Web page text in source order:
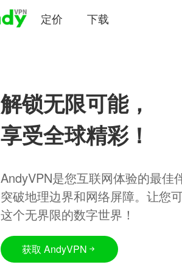
定价 下载
解锁无限可能，
享受全球精彩！
AndyVPN是您互联网体验的最佳
突破地理边界和网络屏障。让您
这个无界限的数字世界！
获取 AndyVPN